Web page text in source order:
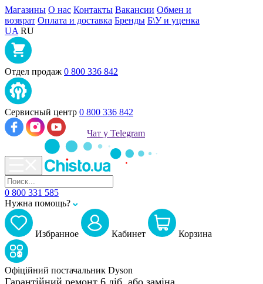
Магазины О нас Контакты Вакансии Обмен и
возврат Оплата и доставка Бренды Б\У и уценка
UA RU
Отдел продаж 0 800 336 842
Сервисный центр 0 800 336 842
Чат у Telegram
0 800 331 585
Нужна помощь?
Избранное Кабинет Корзина
Офіційний постачальник Dyson
Гарантійний ремонт 6 діб, або заміна.